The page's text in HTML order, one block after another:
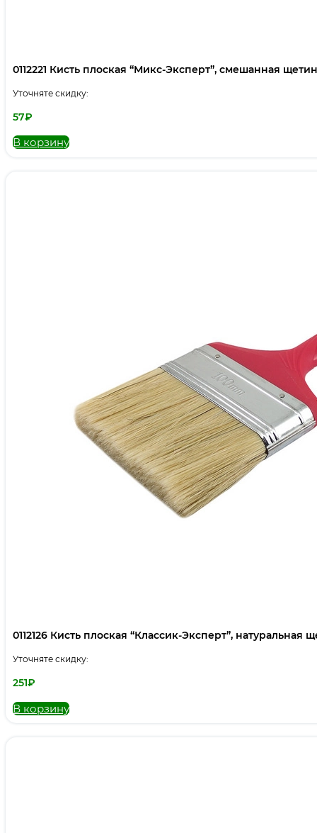
0112221 Кисть плоская “Микс-Эксперт”, смешанная
Уточняте скидку:
57₽
В корзину
0112126 Кисть плоская “Классик-Эксперт”, натуральная
Уточняте скидку:
251₽
В корзину